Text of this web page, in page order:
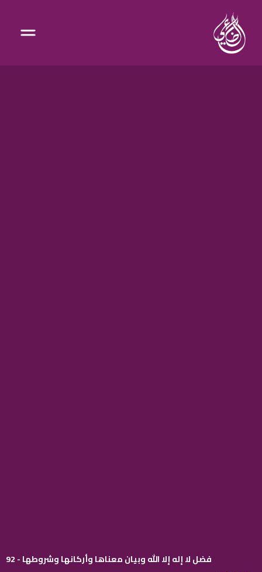
92 - فضل لا إله إلا الله وبيان معناها وأركانها وشروطها